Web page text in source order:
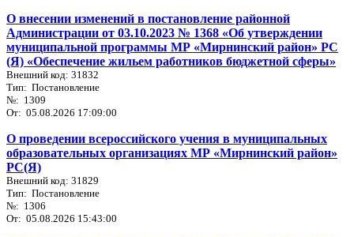
О внесении изменений в постановление районной
Администрации от 03.10.2023 № 1368 «Об утверждении
муниципальной программы МР «Мирнинский район» РС
(Я) «Обеспечение жильем работников бюджетной сферы»
Внешний код: 31832
Тип: Постановление
№: 1309
От: 05.08.2026 17:09:00
О проведении всероссийского учения в муниципальных
образовательных организациях МР «Мирнинский район»
РС(Я)
Внешний код: 31829
Тип: Постановление
№: 1306
От: 05.08.2026 15:43:00